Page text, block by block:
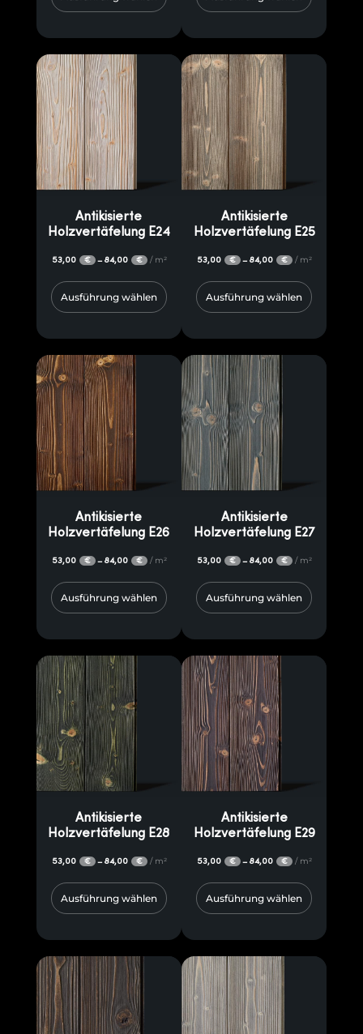
Antikisierte
Holzvertäfelung E24
53,00 € – 84,00 € / m²
Ausführung wählen
Antikisierte
Holzvertäfelung E25
53,00 € – 84,00 € / m²
Ausführung wählen
Antikisierte
Holzvertäfelung E26
53,00 € – 84,00 € / m²
Ausführung wählen
Antikisierte
Holzvertäfelung E27
53,00 € – 84,00 € / m²
Ausführung wählen
Antikisierte
Holzvertäfelung E28
53,00 € – 84,00 € / m²
Ausführung wählen
Antikisierte
Holzvertäfelung E29
53,00 € – 84,00 € / m²
Ausführung wählen